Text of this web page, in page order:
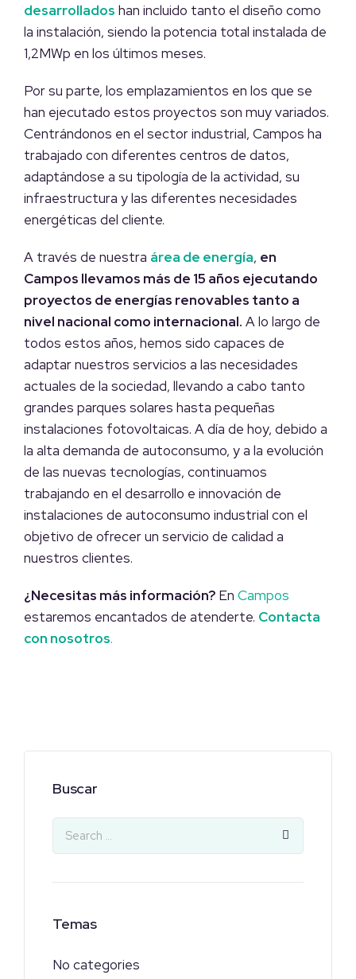
desarrollados han incluido tanto el diseño como
la instalación, siendo la potencia total instalada de
1,2MWp en los últimos meses.
Por su parte, los emplazamientos en los que se
han ejecutado estos proyectos son muy variados.
Centrándonos en el sector industrial, Campos ha
trabajado con diferentes centros de datos,
adaptándose a su tipología de la actividad, su
infraestructura y las diferentes necesidades
energéticas del cliente.
A través de nuestra área de energía, en
Campos llevamos más de 15 años ejecutando
proyectos de energías renovables tanto a
nivel nacional como internacional. A lo largo de
todos estos años, hemos sido capaces de
adaptar nuestros servicios a las necesidades
actuales de la sociedad, llevando a cabo tanto
grandes parques solares hasta pequeñas
instalaciones fotovoltaicas. A día de hoy, debido a
la alta demanda de autoconsumo, y a la evolución
de las nuevas tecnologías, continuamos
trabajando en el desarrollo e innovación de
instalaciones de autoconsumo industrial con el
objetivo de ofrecer un servicio de calidad a
nuestros clientes.
¿Necesitas más información? En Campos
estaremos encantados de atenderte. Contacta
con nosotros.
Buscar
Temas
No categories